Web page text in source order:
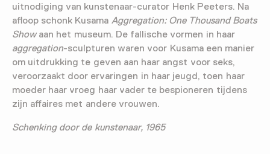
uitnodiging van kunstenaar-curator Henk Peeters. Na
afloop schonk Kusama Aggregation: One Thousand Boats
Showaan het museum. De fallische vormen in haar
aggregation-sculpturen waren voor Kusama een manier
om uitdrukking te geven aan haar angst voor seks,
veroorzaakt door ervaringen in haar jeugd, toen haar
moeder haar vroeg haar vader te bespioneren tijdens
zijn affaires met andere vrouwen.
Schenking door de kunstenaar, 1965